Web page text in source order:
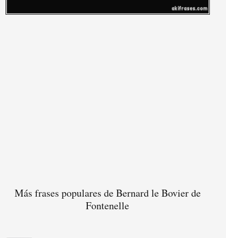
Más frases populares de Bernard le Bovier de
Fontenelle